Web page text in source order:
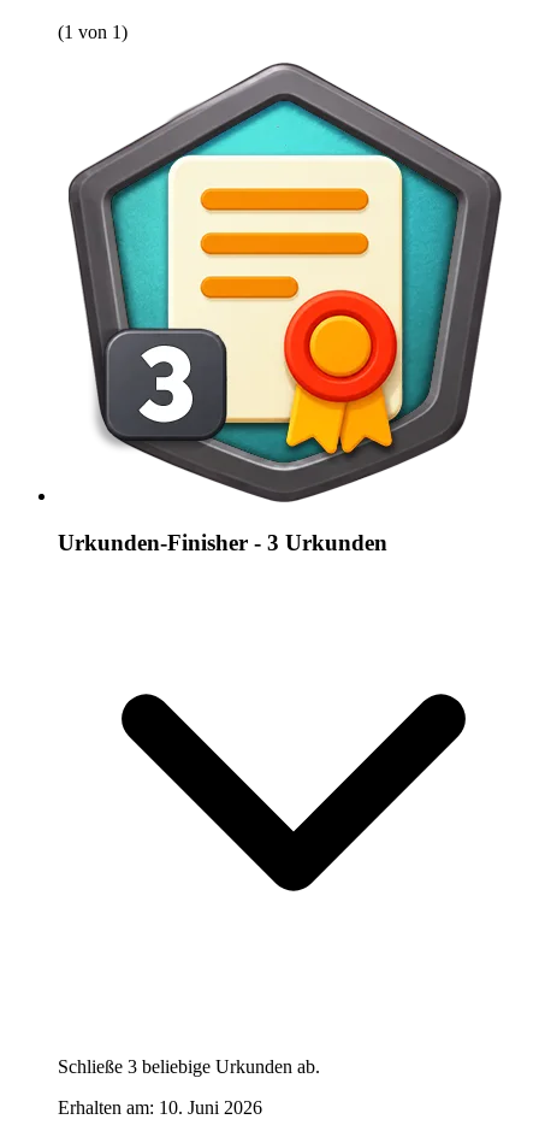
(1 von 1)
Urkunden-Finisher - 3 Urkunden
Schließe 3 beliebige Urkunden ab.
Erhalten am: 10. Juni 2026